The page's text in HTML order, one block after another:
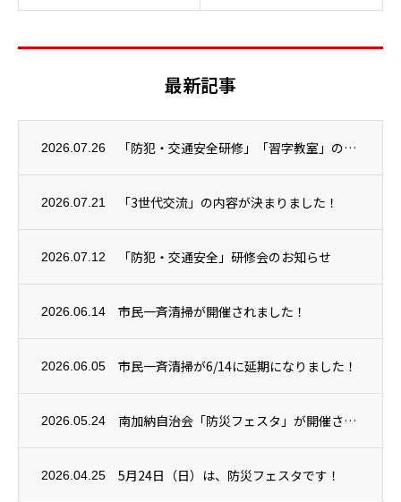
最新記事
2026.07.26 「防犯・交通安全研修」「習字教室」の２つが開催されました！
2026.07.21 「3世代交流」の内容が決まりました！
2026.07.12 「防犯・交通安全」研修会のお知らせ
2026.06.14 市民一斉清掃が開催されました！
2026.06.05 市民一斉清掃が6/14に延期になりました！
2026.05.24 南加納自治会「防災フェスタ」が開催されました！
2026.04.25 5月24日（日）は、防災フェスタです！